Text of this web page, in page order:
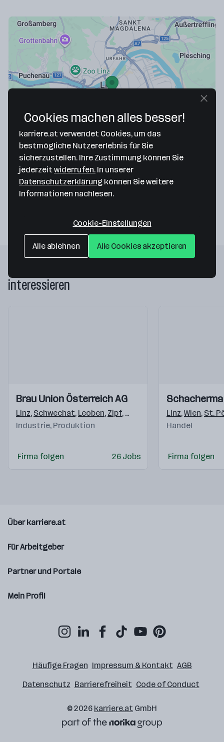
Map data ©2026 Google
Schuldnerberatung Oberösterreich
Spittelwiese 3
4020 Linz— Route berechnen
Website
interessieren
Videos
Einblicke
Einblicke
Brau Union Österreich AG
Linz, Schwechat, Leoben, Zipf, Graz ,Schladming,
Industrie, Produktion
Firma folgen 26 Jobs
Videos
Einblicke
Einblicke
Linz,Wien, St.
Handel
Firma folgen
Über karriere.at
Für Arbeitgeber
Partner und Portale
Mein Profil
Häufige Fragen Impressum & Kontakt AGB
Datenschutz Barrierefreiheit Code of Conduct
© 2026 karriere.at GmbH
Cookies machen alles besser!
karriere.at verwendet Cookies, um das
bestmögliche Nutzererlebnis für Sie
sicherzustellen. Ihre Zustimmung können Sie
jederzeit widerrufen. In unserer
Datenschutzerklärung können Sie weitere
Informationen nachlesen.
Cookie-Einstellungen
Alle ablehnen Alle Cookies akzeptieren